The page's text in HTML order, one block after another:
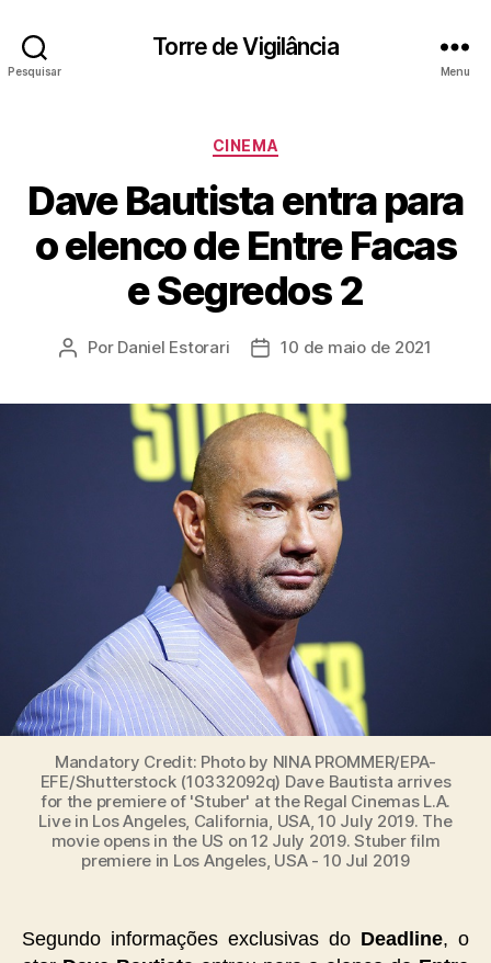
Pesquisar
Torre de Vigilância
Menu
Categorias
CINEMA
Dave Bautista entra para
o elenco de Entre Facas
e Segredos 2
Autor
Por Daniel Estorari
Data10 de maio de 2021
Mandatory Credit: Photo by NINA PROMMER/EPA-
EFE/Shutterstock (10332092q) Dave Bautista arrives
for the premiere of 'Stuber' at the Regal Cinemas L.A.
Live in Los Angeles, California, USA, 10 July 2019. The
movie opens in the US on 12 July 2019. Stuber film
premiere in Los Angeles, USA - 10 Jul 2019
Segundo informações exclusivas do Deadline, o